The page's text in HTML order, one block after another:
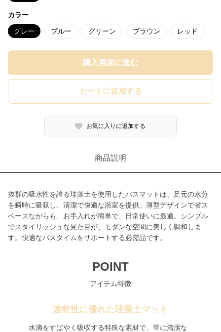
カラー
グレー ブルー グリーン ブラウン レッド
購入画面に進む
カートに追加する
お気に入りに追加する
商品説明
抜群の吸水性を誇る珪藻土を使用したバスマットは、足元の水分
を瞬時に吸収し、清潔で快適な浴室を提供。薄型デザインで省ス
ペースながらも、お手入れが簡単で、日常使いに最適。シンプル
でスタイリッシュな見た目が、モダンな空間に美しく調和しま
す。快適なバスタイムをサポートする必需品です。
POINT
アイテム特徴
速乾性に優れた珪藻土マット
水滴をすばやく吸収する特殊な素材で、常に清潔な